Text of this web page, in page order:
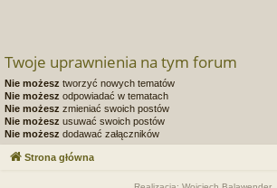
Twoje uprawnienia na tym forum
Nie możesz tworzyć nowych tematów
Nie możesz odpowiadać w tematach
Nie możesz zmieniać swoich postów
Nie możesz usuwać swoich postów
Nie możesz dodawać załączników
Strona główna